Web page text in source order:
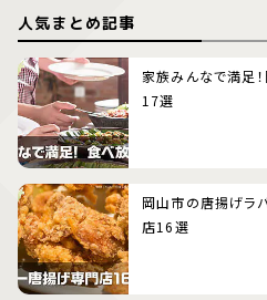
人気まとめ記事
家族みんなで満足
17選
岡山市の唐揚げラ
店16選